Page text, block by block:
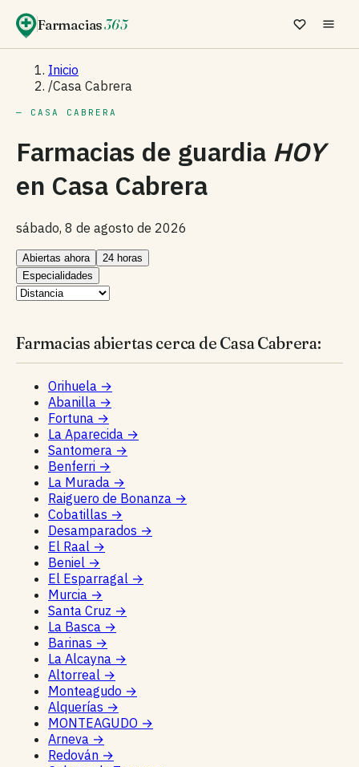
Farmacias365
Inicio
/Casa Cabrera
— CASA CABRERA
Farmacias de guardia HOY
en Casa Cabrera
sábado, 8 de agosto de 2026
Abiertas ahora
24 horas
Especialidades
Farmacias abiertas cerca de Casa Cabrera:
Orihuela →
Abanilla →
Fortuna →
La Aparecida →
Santomera →
Benferri →
La Murada →
Raiguero de Bonanza →
Cobatillas →
Desamparados →
El Raal →
Beniel →
El Esparragal →
Murcia →
Santa Cruz →
La Basca →
Barinas →
La Alcayna →
Altorreal →
Monteagudo →
Alquerías →
MONTEAGUDO →
Arneva →
Redován →